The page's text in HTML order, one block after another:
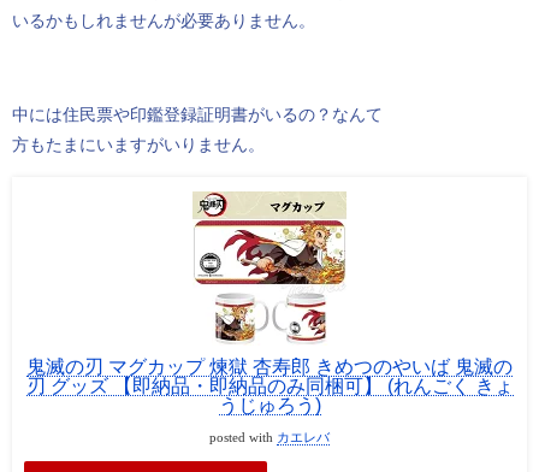
いるかもしれませんが必要ありません。
中には住民票や印鑑登録証明書がいるの？なんて
方もたまにいますがいりません。
鬼滅の刃 マグカップ 煉獄 杏寿郎 きめつのやいば 鬼滅の
刃 グッズ 【即納品・即納品のみ同梱可】 (れんごく きょ
うじゅろう)
posted with カエレバ